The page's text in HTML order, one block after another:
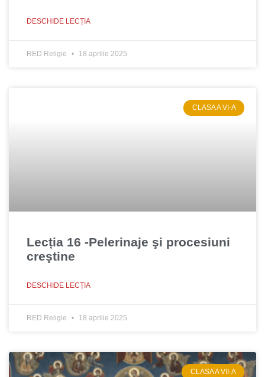
DESCHIDE LECȚIA
RED Religie 18 aprilie 2025
CLASA A VI-A
Lecția 16 -Pelerinaje şi procesiuni
creştine
DESCHIDE LECȚIA
RED Religie 18 aprilie 2025
CLASA A VII-A